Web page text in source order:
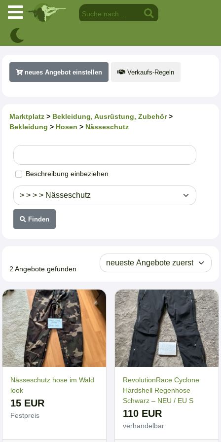
neues Angebot einstellen Verkaufs-Regeln
Marktplatz > Bekleidung, Ausrüstung, Zubehör>
Bekleidung > Hosen > Nässeschutz
Beschreibung einbeziehen
Finden
2 Angebote gefunden
Nässeschutz hose im Wald
look
15 EUR
Festpreis
RevolutionRace Cyclone
Hardshell Regenhose
Schwarz – NEU / EU S
110 EUR
verhandelbar